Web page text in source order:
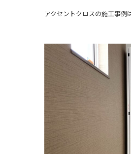
アクセントクロスの施工事例